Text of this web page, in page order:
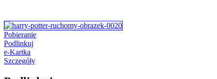
Pobieranie
Podlinkuj
e-Kartka
Szczegóły